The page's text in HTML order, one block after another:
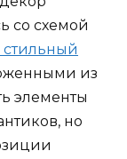
со схемой
стильный
из
элементы
но